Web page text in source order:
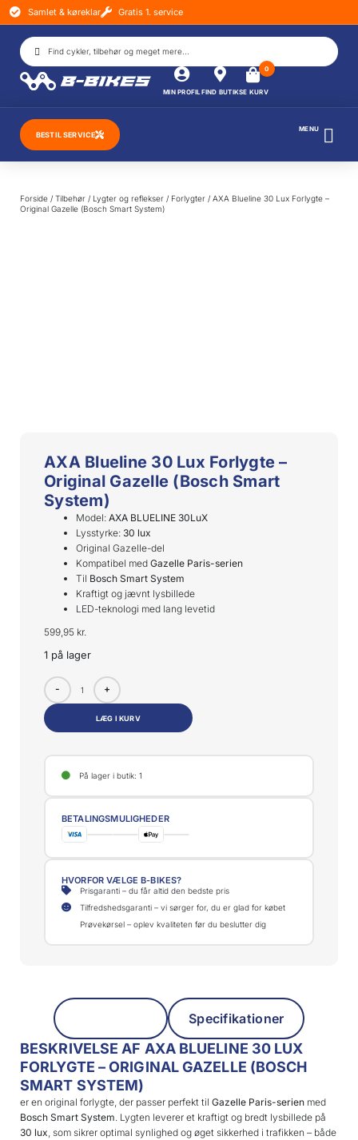
Samlet & køreklar Gratis 1. service
MIN PROFILFIND BUTIKSE KURV
0
KURV
Kurven
SE
KURV
BESTIL SERVICE
MENU
Forside / Tilbehør / Lygter og reflekser / Forlygter / AXA Blueline 30 Lux Forlygte –
Original Gazelle (Bosch Smart System)
AXA Blueline 30 Lux Forlygte –
Original Gazelle (Bosch Smart
System)
Model: AXA BLUELINE 30LuX
Lysstyrke: 30 lux
Original Gazelle-del
Kompatibel med Gazelle Paris-serien
Til Bosch Smart System
Kraftigt og jævnt lysbillede
LED-teknologi med lang levetid
599,95 kr.
1 på lager
- +
LÆG I KURV
På lager i butik: 1
BETALINGSMULIGHEDER
HVORFOR VÆLGE B-BIKES?
Prisgaranti – du får altid den bedste pris
Tilfredshedsgaranti – vi sørger for, du er glad for købet
Prøvekørsel – oplev kvaliteten før du beslutter dig
Specifikationer
BESKRIVELSE AF AXA BLUELINE 30 LUX
FORLYGTE – ORIGINAL GAZELLE (BOSCH
SMART SYSTEM)
er en original forlygte, der passer perfekt til Gazelle Paris-serien med
Bosch Smart System . Lygten leverer et kraftigt og bredt lysbillede på
30 lux , som sikrer optimal synlighed og øget sikkerhed i trafikken – både